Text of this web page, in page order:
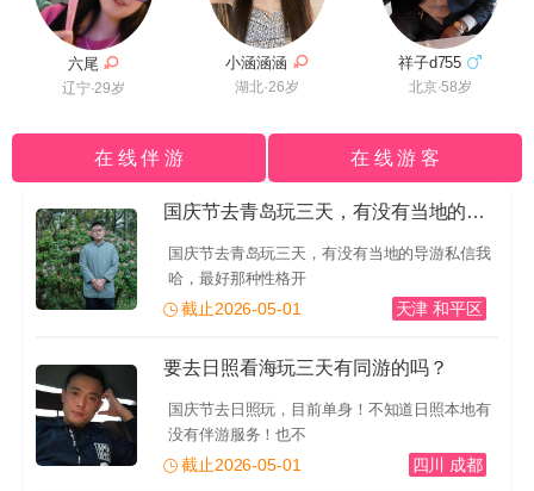
六尾
辽宁·29岁
小涵涵涵
湖北·26岁
祥子d755
北京·58岁
在 线 伴 游 在 线 游 客
国庆节去青岛玩三天，有没有当地的导游私信我哈
国庆节去青岛玩三天，有没有当地的导游私信我
哈，最好那种性格开
截止2026-05-01 天津 和平区
要去日照看海玩三天有同游的吗？
国庆节去日照玩，目前单身！不知道日照本地有
没有伴游服务！也不
截止2026-05-01 四川 成都